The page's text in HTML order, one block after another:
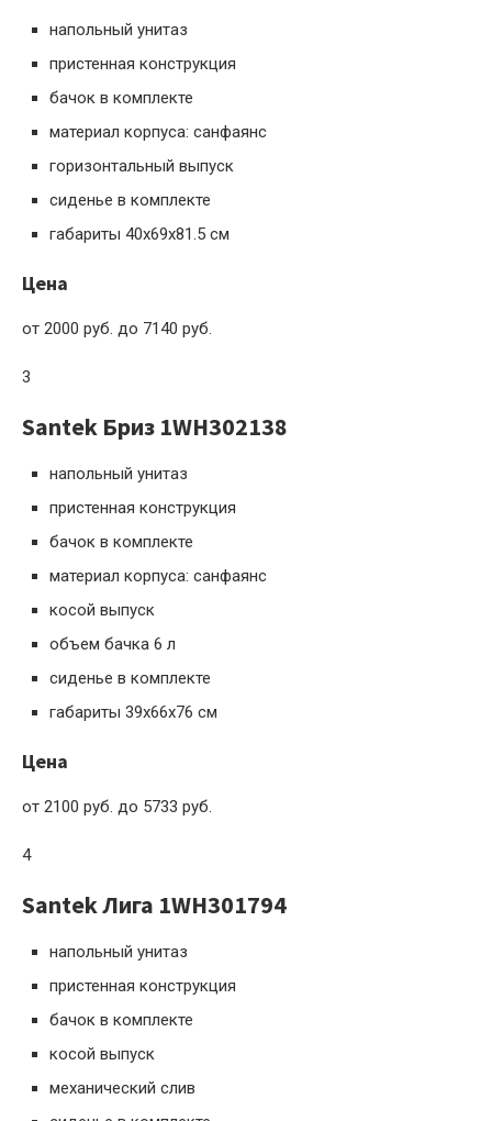
напольный унитаз
пристенная конструкция
бачок в комплекте
материал корпуса: санфаянс
горизонтальный выпуск
сиденье в комплекте
габариты 40x69x81.5 см
Цена
от 2000 руб. до 7140 руб.
3
Santek Бриз 1WH302138
напольный унитаз
пристенная конструкция
бачок в комплекте
материал корпуса: санфаянс
косой выпуск
объем бачка 6 л
сиденье в комплекте
габариты 39x66x76 см
Цена
от 2100 руб. до 5733 руб.
4
Santek Лига 1WH301794
напольный унитаз
пристенная конструкция
бачок в комплекте
косой выпуск
механический слив